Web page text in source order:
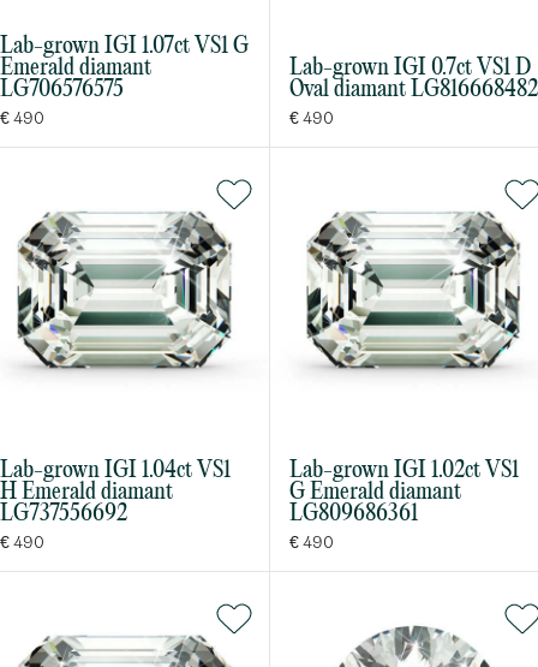
Lab-grown IGI 1.07ct VS1 G
Emerald diamant
LG706576575
€ 490
Lab-grown IGI 0.7ct VS1 D
Oval diamant LG816668482
€ 490
Lab-grown IGI 1.04ct VS1
H Emerald diamant
LG737556692
€ 490
Lab-grown IGI 1.02ct VS1
G Emerald diamant
LG809686361
€ 490